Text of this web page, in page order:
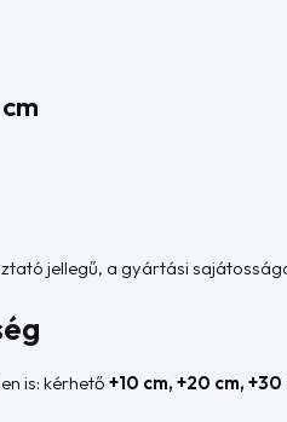
jellegű, a gyártási
is: kérhető+10 cm, +20 cm,